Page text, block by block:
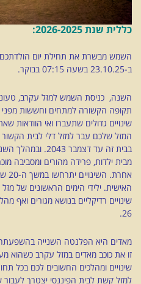
כללית שנת 2026-2025:
השמש מבשרת את תחילת יום
ב-23.10.25 בשעה 07:15 בבוקר.
השנה, כניסת השמש למזל עקרב,
תקופה הקשורה למתחים וחששות מפני
שינויים גדולים שתעברו ואי הוודאות
המזל שלכם עבר למזל דלי לבית
בבית זה עד דצמבר
מבית ילדות, פרידה מהורים ומסביבה
שינויים רדיקליים בנושא מגורים
26.
מאדים היא הפלנטה השנייה
זו את כוכב מאדים במזל עקרב כשהוא
שינויים ומהלכים החשובים לכם בכל
למזל קשת לבית הפיננסי יצטרך